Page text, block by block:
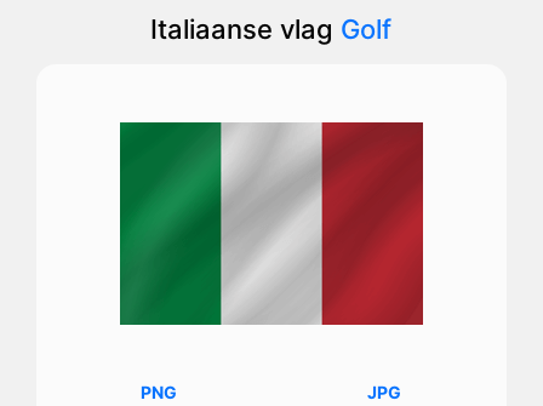
Italiaanse vlag Golf
PNG JPG